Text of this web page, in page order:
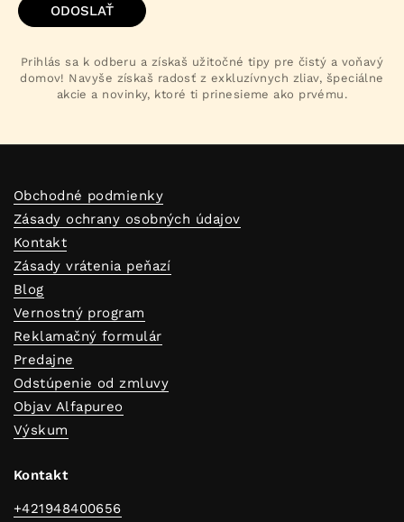
ODOSLAŤ
Prihlás sa k odberu a získaš užitočné tipy pre čistý a voňavý
domov! Navyše získaš radosť z exkluzívnych zliav, špeciálne
akcie a novinky, ktoré ti prinesieme ako prvému.
Obchodné podmienky
Zásady ochrany osobných údajov
Kontakt
Zásady vrátenia peňazí
Blog
Vernostný program
Reklamačný formulár
Predajne
Odstúpenie od zmluvy
Objav Alfapureo
Výskum
Kontakt
+421948400656